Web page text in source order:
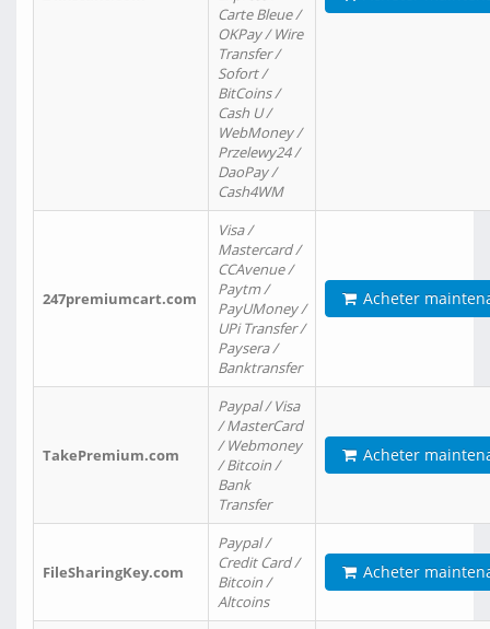
Carte Bleue /
OKPay / Wire
Transfer /
Sofort /
BitCoins /
Cash U /
WebMoney /
Przelewy24 /
DaoPay /
Cash4WM
247premiumcart.com
Visa /
Mastercard /
CCAvenue /
Paytm /
PayUMoney /
UPi Transfer /
Paysera /
Banktransfer
Acheter
TakePremium.com
Paypal / Visa
/ MasterCard
/ Webmoney
/ Bitcoin /
Bank
Transfer
Acheter
FileSharingKey.com
Paypal /
Credit Card /
Bitcoin /
Altcoins
Acheter